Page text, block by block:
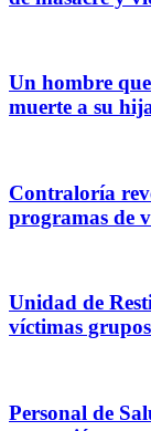
Un hombre
muerte a su
Contraloría
programas de
Unidad de
víctimas
Personal de